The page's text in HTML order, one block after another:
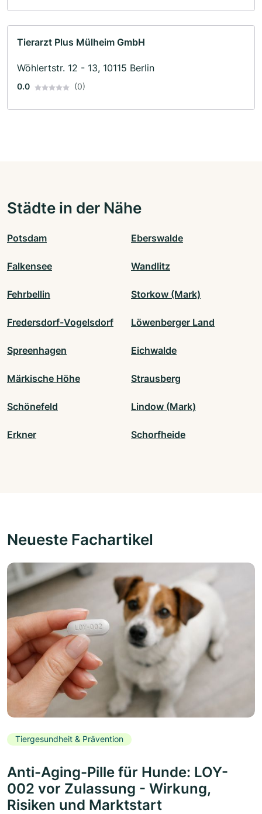
Tierarzt Plus Mülheim GmbH
Wöhlertstr. 12 - 13, 10115 Berlin
0.0 (0)
Städte in der Nähe
Potsdam Eberswalde
Falkensee Wandlitz
Fehrbellin Storkow (Mark)
Fredersdorf-Vogelsdorf Löwenberger Land
Spreenhagen Eichwalde
Märkische Höhe Strausberg
Schönefeld Lindow (Mark)
Erkner Schorfheide
Neueste Fachartikel
Tiergesundheit & Prävention
Anti-Aging-Pille für Hunde: LOY-
002 vor Zulassung - Wirkung,
Risiken und Marktstart